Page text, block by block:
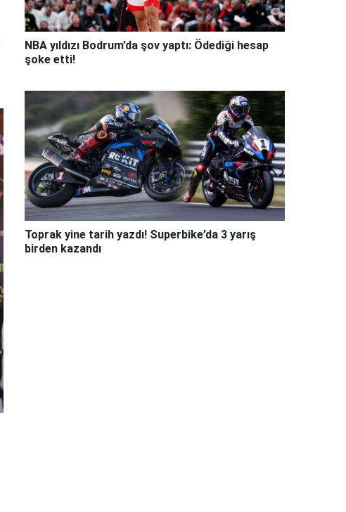
NBA yıldızı Bodrum’da şov yaptı: Ödediği hesap
şoke etti!
Toprak yine tarih yazdı! Superbike’da 3 yarış
birden kazandı